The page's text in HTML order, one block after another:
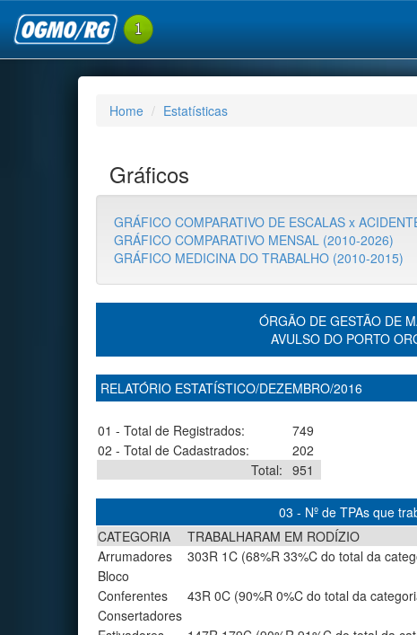
Home Estatísticas
Gráficos
GRÁFICO COMPARATIVO DE ESCALAS x
GRÁFICO COMPARATIVO MENSAL (2010-2026)
GRÁFICO MEDICINA DO TRABALHO (2010-2015)
ÓRGÃO DE GESTÃO DE
AVULSO DO PORTO
RELATÓRIO ESTATÍSTICO/DEZEMBRO/2016
01 - Total de Registrados:
749
02 - Total de Cadastrados:
202
Total: 951
03 - Nº de TPAs que
CATEGORIA
TRABALHARAM EM RODÍZIO
Arrumadores
303R 1C (68%R 33%C do total da
Bloco
Conferentes
43R 0C (90%R 0%C do total da
Consertadores